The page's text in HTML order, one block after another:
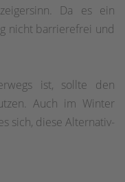
Da es ein
nicht barrierefrei und
ist, sollte den
Auch im Winter
sich, diese Alternativ-